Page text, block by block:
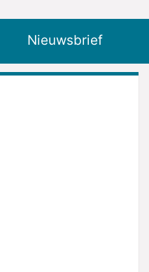
Nieuwsbrief